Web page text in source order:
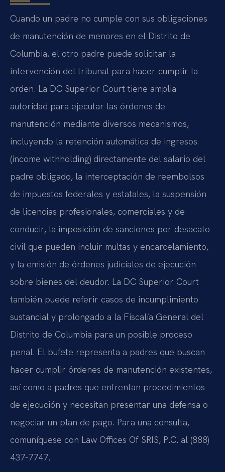
Cuando un padre no cumple con sus obligaciones
de manutención de menores en el Distrito de
Columbia, el otro padre puede solicitar la
intervención del tribunal para hacer cumplir la
orden. La DC Superior Court tiene amplia
autoridad para ejecutar las órdenes de
manutención mediante diversos mecanismos,
incluyendo la retención automática de ingresos
(income withholding) directamente del salario del
padre obligado, la interceptación de reembolsos
de impuestos federales y estatales, la suspensión
de licencias profesionales, comerciales y de
conducir, la imposición de sanciones por desacato
civil que pueden incluir multas y encarcelamiento,
y la emisión de órdenes judiciales de ejecución
sobre bienes del deudor. La DC Superior Court
también puede referir casos de incumplimiento
sustancial y prolongado a la Fiscalía General del
Distrito de Columbia para un posible proceso
penal. El bufete representa a padres que buscan
hacer cumplir órdenes de manutención existentes,
así como a padres que enfrentan procedimientos
de ejecución y necesitan presentar una defensa o
negociar un plan de pago. Para una consulta,
comuníquese con Law Offices Of SRIS, P.C. al (888)
437-7747.